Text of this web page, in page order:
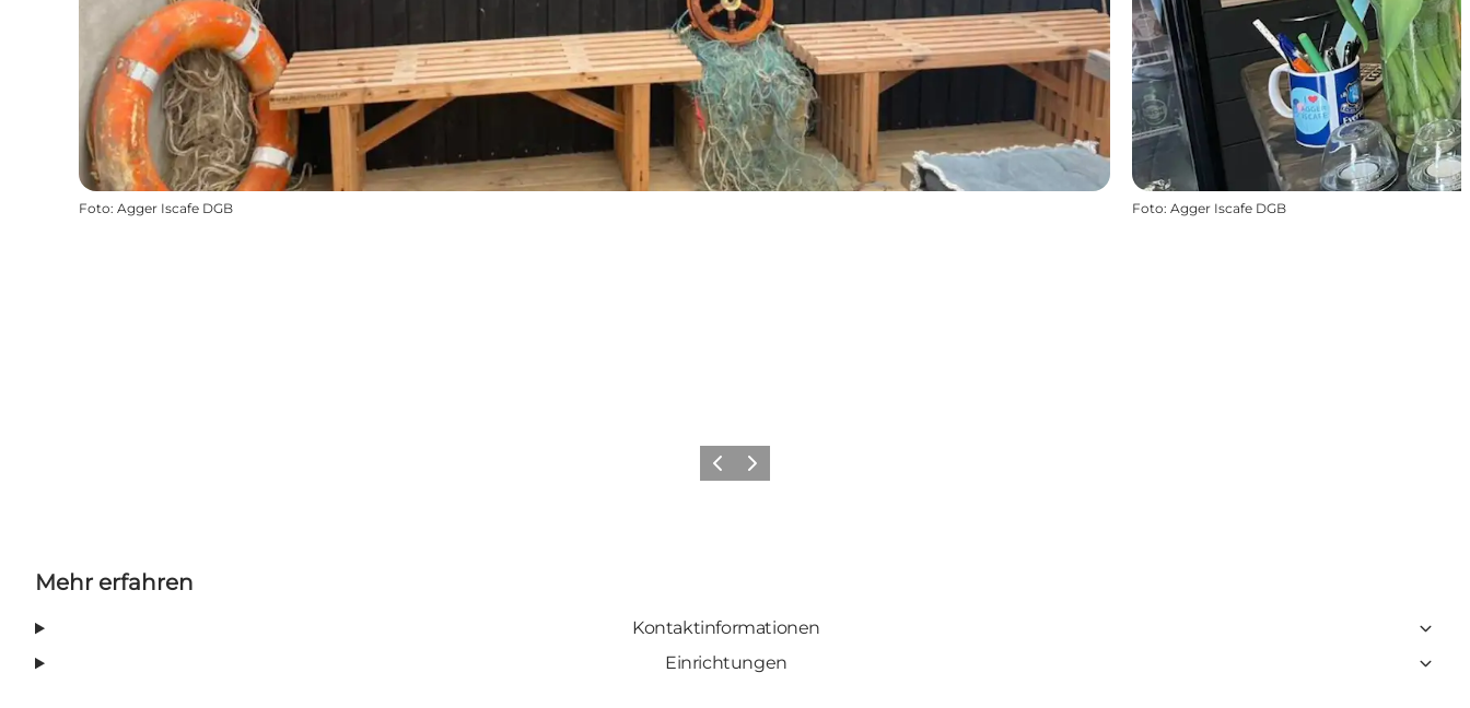
Foto: Agger Iscafe DGB Foto: Agger Iscafe DGB
ZurückWeiter
Mehr erfahren
Kontaktinformationen
Einrichtungen